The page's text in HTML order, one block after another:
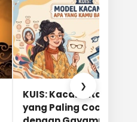
KUIS: Kacamata Apa
yang Paling Cocok
❯